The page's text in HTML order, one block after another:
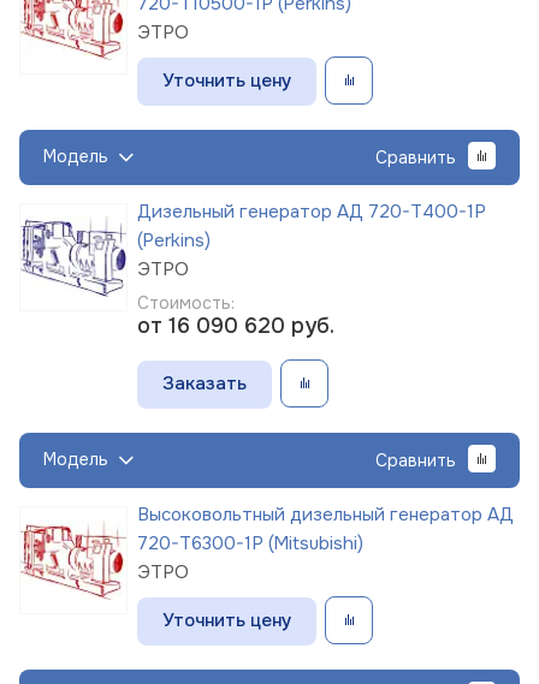
ЭТРО
Уточнить цену
Модель Сравнить
Дизельный генератор АД 720-Т400-1Р
(Perkins)
ЭТРО
Стоимость:
от 16 090 620 руб.
Заказать
Модель Сравнить
Высоковольтный дизельный генератор АД
720-Т6300-1Р (Mitsubishi)
ЭТРО
Уточнить цену